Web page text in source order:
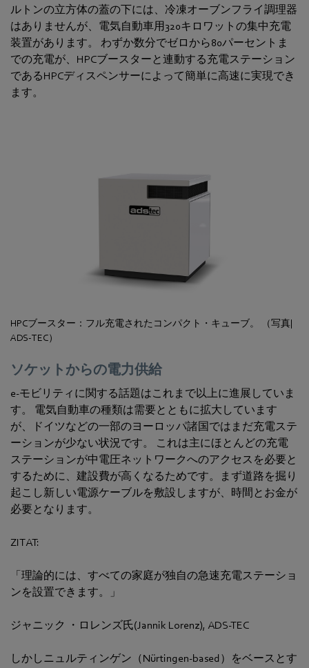
ルトンの立方体の蓋の下には、冷凍オーブンフライ調理器
はありませんが、電気自動車用320キロワットの集中充電
装置があります。 わずか数分でゼロから80パーセントま
での充電が、HPCブースターと連動する充電ステーション
であるHPCディスペンサーによって簡単に高速に実現でき
ます。
HPCブースター：フル充電されたコンパクト・キューブ。 （写真|
ADS-TEC）
ソケットからの電力供給
e-モビリティに関する話題はこれまで以上に進展していま
す。 電気自動車の種類は需要とともに拡大しています
が、ドイツなどの一部のヨーロッパ諸国ではまだ充電ステ
ーションが少ない状況です。 これは主にほとんどの充電
ステーションが中電圧ネットワークへのアクセスを必要と
するために、建設費が高くなるためです。まず道路を掘り
起こし新しい電源ケーブルを敷設しますが、時間とお金が
必要となります。
ZITAT:
「理論的には、すべての家庭が独自の急速充電ステーショ
ンを設置できます。」
ジャニック ・ロレンズ氏(Jannik Lorenz), ADS-TEC
しかしニュルティンゲン（Nürtingen-­based）をベースとす